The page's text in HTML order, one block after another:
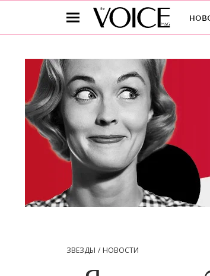
ЗВЕЗДЫ НОВОСТИ